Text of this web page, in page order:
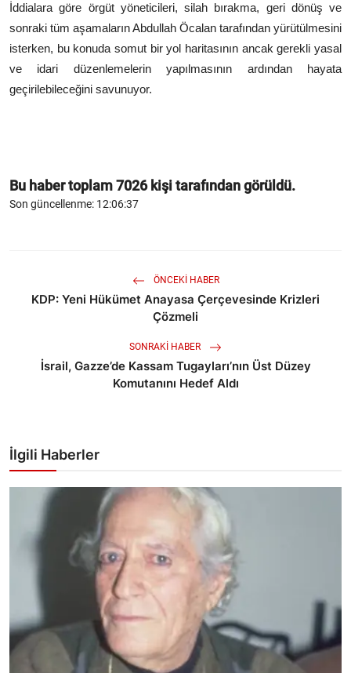
İddialara göre örgüt yöneticileri, silah bırakma, geri dönüş ve
sonraki tüm aşamaların Abdullah Öcalan tarafından yürütülmesini
isterken, bu konuda somut bir yol haritasının ancak gerekli yasal
ve idari düzenlemelerin yapılmasının ardından hayata
geçirilebileceğini savunuyor.
Bu haber toplam7026kişi tarafından görüldü.
Son güncellenme: 12:06:37
ÖNCEKI HABER
KDP: Yeni Hükümet Anayasa Çerçevesinde Krizleri
Çözmeli
SONRAKI HABER
İsrail, Gazze’de Kassam Tugayları’nın Üst Düzey
Komutanını Hedef Aldı
İlgili Haberler